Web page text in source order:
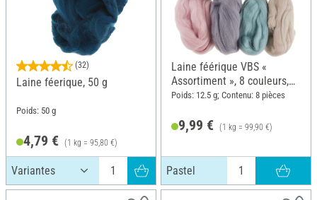
(32)
Laine féerique, 50 g
Poids: 50 g
4,79 € (1 kg = 95,80 €)
Laine féérique VBS «
Assortiment », 8 couleurs,
Pastel
Poids: 12.5 g; Contenu: 8 pièces
9,99 € (1 kg = 99,90 €)
Pastel